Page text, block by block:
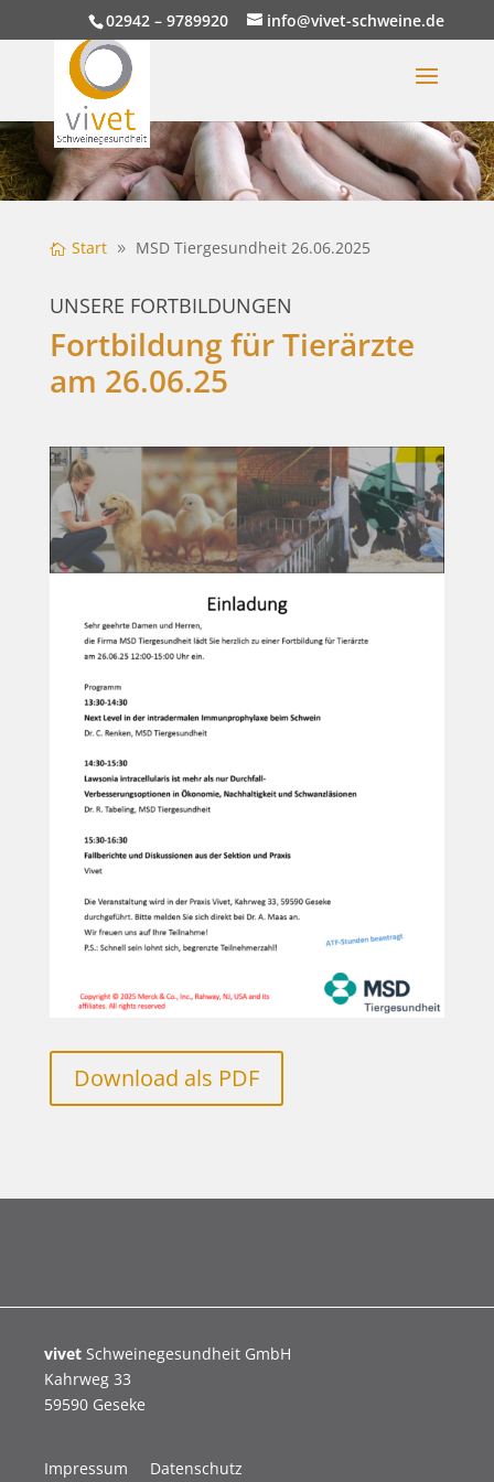
02942 – 9789920 info@vivet-schweine.de
Start MSD Tiergesundheit 26.06.2025
UNSERE FORTBILDUNGEN
Fortbildung für Tierärzte
am 26.06.25
Download als PDF
vivet Schweinegesundheit GmbH
Kahrweg 33
59590 Geseke
Impressum Datenschutz